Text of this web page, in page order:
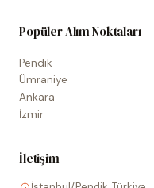
Popüler Alım Noktaları
Pendik
Ümraniye
Ankara
İzmir
İletişim